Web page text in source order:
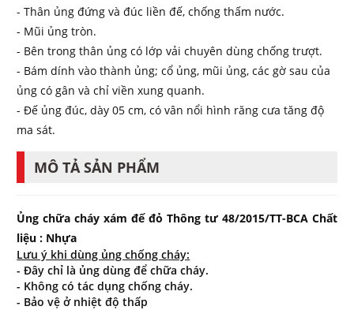
- Thân ủng đứng và đúc liền đế, chống thấm nước.
- Mũi ủng tròn.
- Bên trong thân ủng có lớp vải chuyên dùng chống trượt.
- Bám dính vào thành ủng; cổ ủng, mũi ủng, các gờ sau của
ủng có gân và chỉ viền xung quanh.
- Đế ủng đúc, dày 05 cm, có vân nổi hình răng cưa tăng độ
ma sát.
MÔ TẢ SẢN PHẨM
Ủng chữa cháy xám đế đỏ Thông tư 48/2015/TT-BCA Chất
liệu : Nhựa
Lưu ý khi dùng ủng chống cháy:
- Đây chỉ là ủng dùng để chữa cháy.
- Không có tác dụng chống cháy.
- Bảo vệ ở nhiệt độ thấp